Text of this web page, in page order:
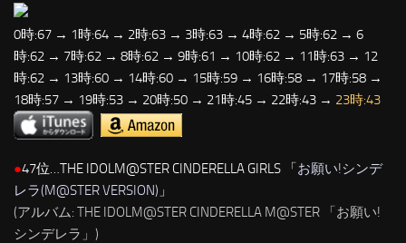
0時:67 → 1時:64 → 2時:63 → 3時:63 → 4時:62 → 5時:62 → 6
時:62 → 7時:62 → 8時:62 → 9時:61 → 10時:62 → 11時:63 → 12
時:62 → 13時:60 → 14時:60 → 15時:59 → 16時:58 → 17時:58 →
18時:57 → 19時:53 → 20時:50 → 21時:45 → 22時:43 → 23時:43
●47位…THE IDOLM@STER CINDERELLA GIRLS 「お願い!シンデ
レラ(M@STER VERSION) 」
(アルバム: THE IDOLM@STER CINDERELLA M@STER 「お願い!
シンデレラ」)